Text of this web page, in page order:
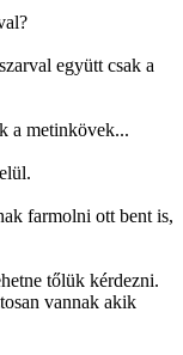
együtt csak a
a metinkövek...
farmolni ott bent is,
tőlük kérdezni.
vannak akik